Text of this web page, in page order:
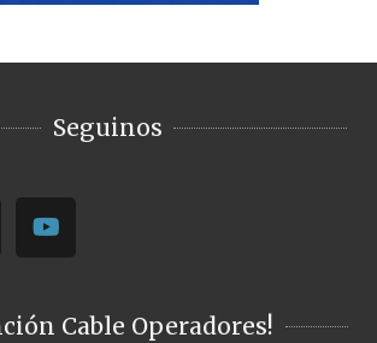
Seguinos
Cable Operadores!